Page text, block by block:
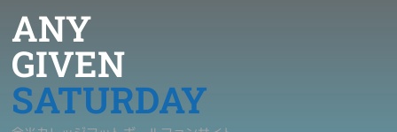
ANY
GIVEN
SATURDAY